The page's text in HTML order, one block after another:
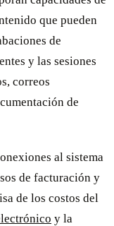
que pueden
de
y las sesiones
correos
de
al sistema
de facturación y
de los costos del
y la